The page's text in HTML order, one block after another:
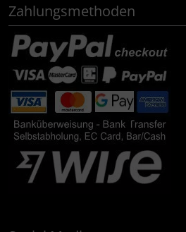
Zahlungsmethoden